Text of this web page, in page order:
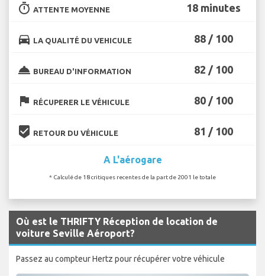
timer ATTENTE MOYENNE 18 minutes
directions_car LA QUALITÉ DU VEHICULE 88 / 100
room_service BUREAU D'INFORMATION 82 / 100
flag RÉCUPERER LE VÉHICULE 80 / 100
beenhere RETOUR DU VÉHICULE 81 / 100
A L'aérogare
* Calculé de 18 critiques recentes de la part de 2001 le totale
Où est le THRIFTY Réception de location de
voiture Seville Aéroport?
Passez au compteur Hertz pour récupérer votre véhicule